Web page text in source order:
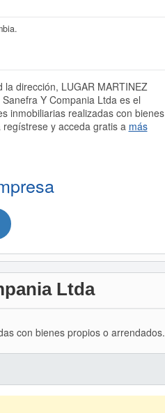
dirección, LUGAR MARTINEZ
Y Compania Ltda es el
inmobiliarias realizadas con bienes
y acceda gratis a más
Ltda
con bienes propios o arrendados.